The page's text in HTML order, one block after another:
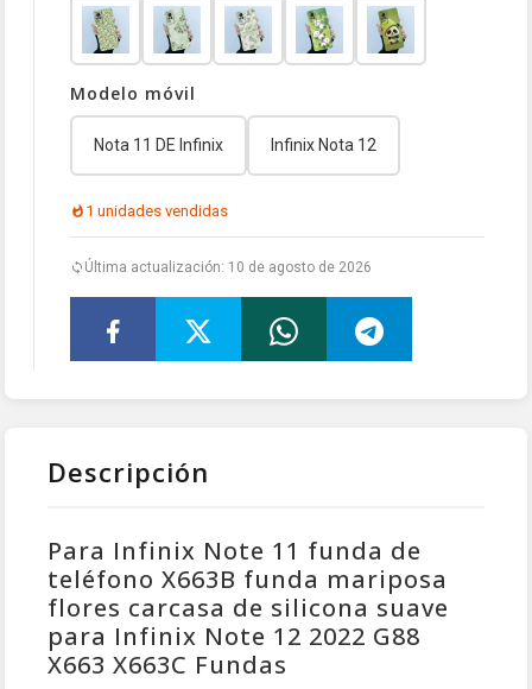
Modelo móvil
Nota 11 DE Infinix Infinix Nota 12
1 unidades vendidas
Última actualización: 10 de agosto de 2026
Descripción
Para Infinix Note 11 funda de
teléfono X663B funda mariposa
flores carcasa de silicona suave
para Infinix Note 12 2022 G88
X663 X663C Fundas